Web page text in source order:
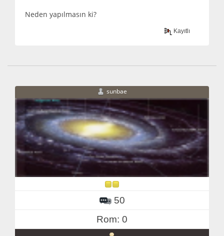
Neden yapılmasın ki?
Kayıtlı
sunbae
50
Rom: 0